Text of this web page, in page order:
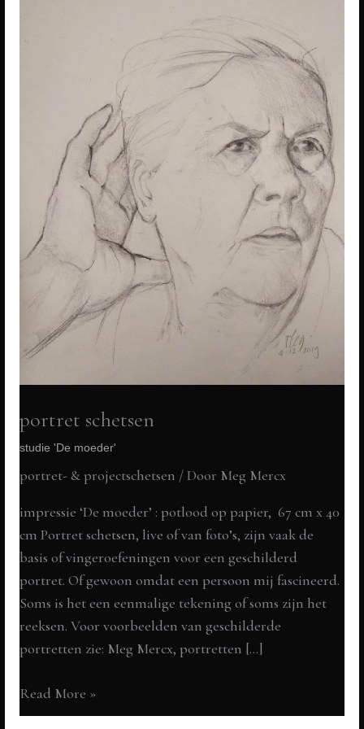
portret schetsen
studie 'De moeder'
portret- & projectschetsen / Door Meg Mercx
impressie ‘De moeder’ : potlood op papier, 67 cm x 40
cm Portret schetsen, live of van foto’s, zijn vaak de
basis of vingeroefeningen voor een geschilderd
portret. Of gewoon omdat een persoon mij fascineerd.
Soms is het een eenmalige tekening of soms zijn het
reeksen. Voor voorbeelden van geschilderde
portretten zie: Meg Mercx, portretten […]
portret
schetsen
Read More »